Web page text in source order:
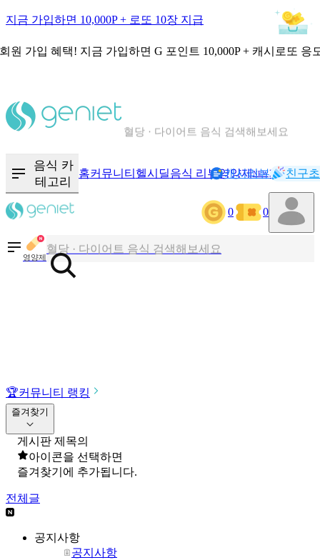
지금 가입하면 10,000P + 로또 10장 지급
원 가입 혜택! 지금 가입하면 G 포인트 10,000P + 캐시로또 응
혈당 · 다이어트 음식 검색해보세요
음식 카
테고리
홈커뮤니티 헬시딜음식 리뷰영양제NEW기록
캐시리뷰 친구
0 0
영양제
칼로리와 영양성분을 검색해보세요
혈당 · 다이어트 음식 검색해보세요
음식 · 영양제 리뷰를 찾아보세요
🏆커뮤니티 랭킹
즐겨찾기
게시판 제목의
아이콘을 선택하면
즐겨찾기에 추가됩니다.
전체글
공지사항
공지사항